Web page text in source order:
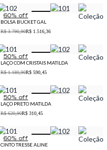
60% off
BOLSA BUCKET GAL
R$ 3.790,90R$ 1.516,36
50% off
LAÇO COM CRISTAIS MATILDA
R$ 1.180,90R$ 590,45
50% off
LAÇO PRETO MATILDA
R$ 620,90R$ 310,45
60% off
CINTO TRESSE ALINE